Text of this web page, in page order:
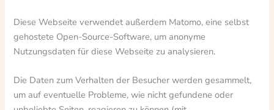
Diese Webseite verwendet außerdem Matomo, eine selbst
gehostete Open-Source-Software, um anonyme
Nutzungsdaten für diese Webseite zu analysieren.
Die Daten zum Verhalten der Besucher werden gesammelt,
um auf eventuelle Probleme, wie nicht gefundene oder